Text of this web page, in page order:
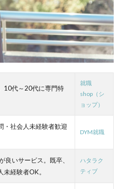
10代～20代に専門特
就職
shop（シ
ョップ）
・社会人未経験者歓迎
DYM就職
良いサービス。既卒、
経験者OK。
ハタラク
ティブ